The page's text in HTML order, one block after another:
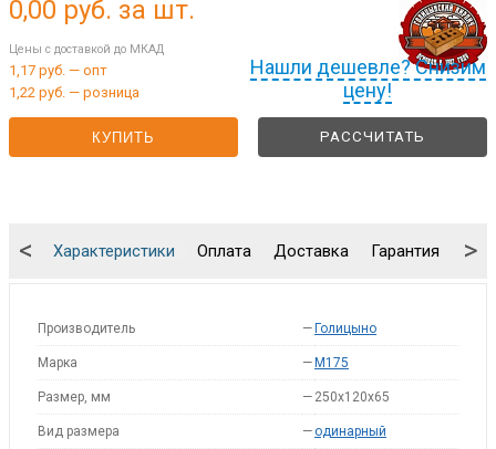
Нашли дешевле? Снизим
цену!
0,00 руб. за шт.
Цены с доставкой до МКАД
1,17 руб. — опт
1,22 руб. — розница
КУПИТЬ РАССЧИТАТЬ
Характеристики Оплата Доставка Гарантия
< >
Производитель — Голицыно
Марка — M175
Размер, мм — 250x120x65
Вид размера — одинарный